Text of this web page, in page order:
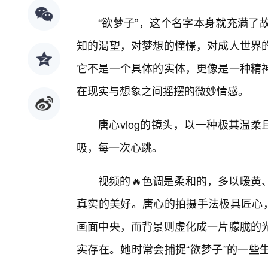
“欲梦子”，这个名字本身就充满
知的渴望，对梦想的憧憬，对成人世
它不是一个具体的实体，更像是一种
在现实与想象之间摇摆的微妙情感。
唐心vlog的镜头，以一种极其温柔
吸，每一次心跳。
视频的🔥色调是柔和的，多以暖
真实的美好。唐心的拍摄手法极具匠
画面中央，而背景则虚化成一片朦胧
实存在。她时常会捕捉“欲梦子”的一